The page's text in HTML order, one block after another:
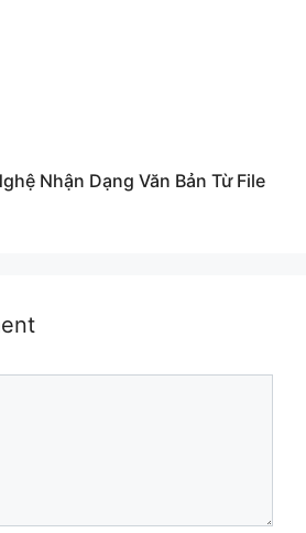
Nhận Dạng Văn Bản Từ File